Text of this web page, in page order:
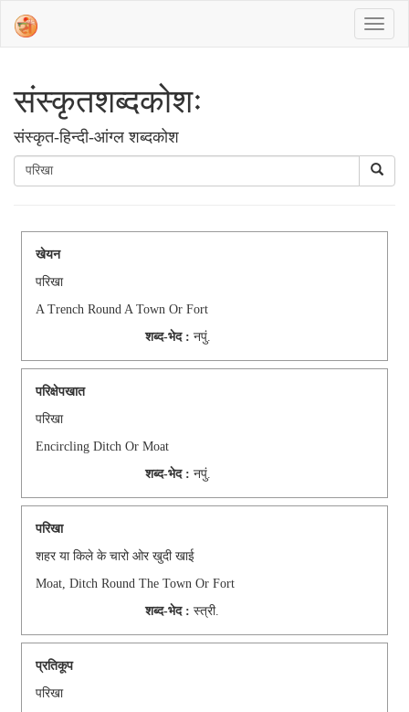
संस्‍कृतशब्‍दकोशः
संस्‍कृत-हिन्दी-आंग्ल शब्दकोश
खेयन
परिखा
A Trench Round A Town Or Fort
शब्द-भेद : नपुं.
परिक्षेपखात
परिखा
Encircling Ditch Or Moat
शब्द-भेद : नपुं.
परिखा
शहर या किले के चारो ओर खुदी खाई
Moat, Ditch Round The Town Or Fort
शब्द-भेद : स्‍त्री.
प्रतिकूप
परिखा